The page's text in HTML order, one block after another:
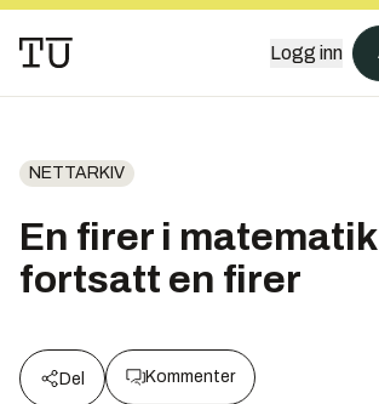
Logg inn
NETTARKIV
En firer i
fortsatt en firer
Del Kommenter